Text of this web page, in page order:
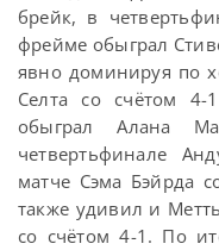
брейк, в
фрейме обыграл
явно доминируя по
Селта со счётом
обыграл Алана
четвертьфинале
матче Сэма Бэйрда
также удивил и
со счётом 4-1. По